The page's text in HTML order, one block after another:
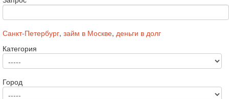
Санкт-Петербург, займ в Москве, деньги в долг
Категория
Город